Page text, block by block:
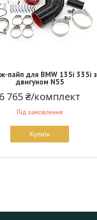
пайп для BMW 135i 335i з
двигуном N55
765 ₴/комплект
Під замовлення
Купити